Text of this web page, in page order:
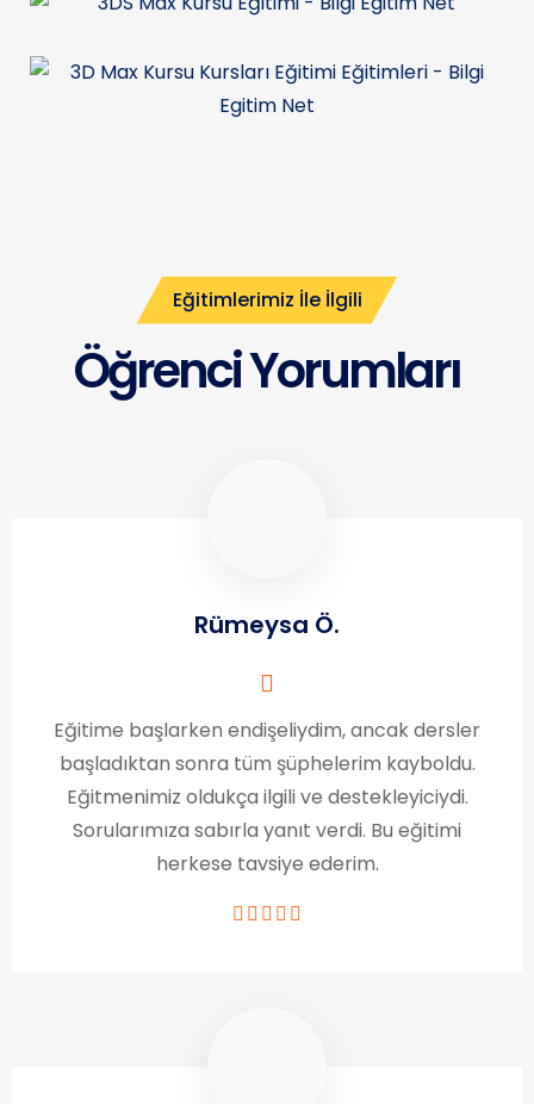
Eğitimlerimiz İle İlgili
Öğrenci Yorumları
Rümeysa Ö.
Eğitime başlarken endişeliydim, ancak dersler
başladıktan sonra tüm şüphelerim kayboldu.
Eğitmenimiz oldukça ilgili ve destekleyiciydi.
Sorularımıza sabırla yanıt verdi. Bu eğitimi
herkese tavsiye ederim.